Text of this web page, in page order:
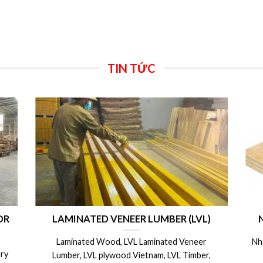
TIN TỨC
x
CÁC BIỆN PHÁP CÁCH BẢO QUẢN VÁN
COPPHA PHỦ PHIM, COPPHA 4m SỬ
DỤNG ĐƯỢC NHIỀU LẦN